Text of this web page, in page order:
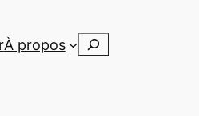
À propos Rechercher